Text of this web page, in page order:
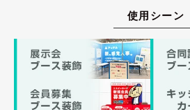
使用シーン